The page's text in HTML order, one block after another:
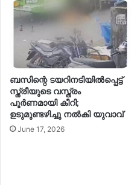
ബസിന്റെ ടയറിനടിയിൽപ്പെട്ട്
സ്ത്രീയുടെ വസ്ത്രം
പൂർണമായി കീറി;
ഉടുമുണ്ടഴിച്ചു നൽകി യുവാവ്
June 17, 2026